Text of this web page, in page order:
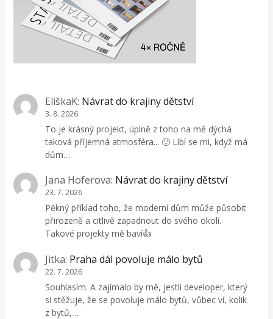
EliškaK: Návrat do krajiny dětství
3. 8. 2026
To je krásný projekt, úplně z toho na mě dýchá
taková příjemná atmosféra... 🙂 Líbí se mi, když má
dům…
Jana Hoferova: Návrat do krajiny dětství
23. 7. 2026
Pěkný příklad toho, že moderní dům může působit
přirozeně a citlivě zapadnout do svého okolí.
Takové projekty mě baví👍
Jitka: Praha dál povoluje málo bytů
22. 7. 2026
Souhlasím. A zajímalo by mě, jestli developer, který
si stěžuje, že se povoluje málo bytů, vůbec ví, kolik
z bytů,…